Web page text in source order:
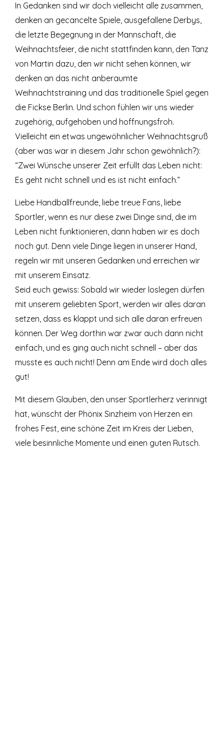
In Gedanken sind wir doch vielleicht alle zusammen,
denken an gecancelte Spiele, ausgefallene Derbys,
die letzte Begegnung in der Mannschaft, die
Weihnachtsfeier, die nicht stattfinden kann, den Tanz
von Martin dazu, den wir nicht sehen können, wir
denken an das nicht anberaumte
Weihnachtstraining und das traditionelle Spiel gegen
die Fickse Berlin. Und schon fühlen wir uns wieder
zugehörig, aufgehoben und hoffnungsfroh.
Vielleicht ein etwas ungewöhnlicher Weihnachtsgruß
(aber was war in diesem Jahr schon gewöhnlich?):
“Zwei Wünsche unserer Zeit erfüllt das Leben nicht:
Es geht nicht schnell und es ist nicht einfach.”
Liebe Handballfreunde, liebe treue Fans, liebe
Sportler, wenn es nur diese zwei Dinge sind, die im
Leben nicht funktionieren, dann haben wir es doch
noch gut. Denn viele Dinge liegen in unserer Hand,
regeln wir mit unseren Gedanken und erreichen wir
mit unserem Einsatz.
Seid euch gewiss: Sobald wir wieder loslegen dürfen
mit unserem geliebten Sport, werden wir alles daran
setzen, dass es klappt und sich alle daran erfreuen
können. Der Weg dorthin war zwar auch dann nicht
einfach, und es ging auch nicht schnell – aber das
musste es auch nicht! Denn am Ende wird doch alles
gut!
Mit diesem Glauben, den unser Sportlerherz verinnigt
hat, wünscht der Phönix Sinzheim von Herzen ein
frohes Fest, eine schöne Zeit im Kreis der Lieben,
viele besinnliche Momente und einen guten Rutsch.